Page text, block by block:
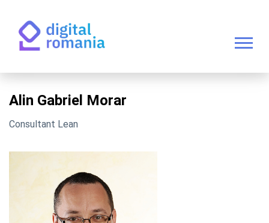
Alin Gabriel Morar
Consultant Lean